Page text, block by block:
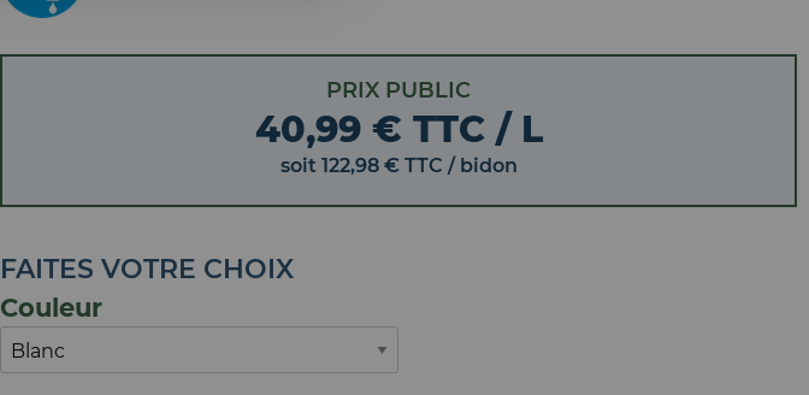
PRIX PUBLIC
40,99 € TTC / L
soit 122,98 € TTC / bidon
FAITES VOTRE CHOIX
Couleur